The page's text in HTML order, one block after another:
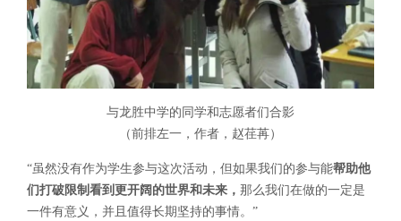
与龙胜中学的同学和志愿者们合影
（前排左一，作者，赵荏苒）
“虽然没有作为学生参与这次活动，但如果我们的参与能帮助他
们打破限制看到更开阔的世界和未来， 那么我们在做的一定是
一件有意义，并且值得长期坚持的事情。”